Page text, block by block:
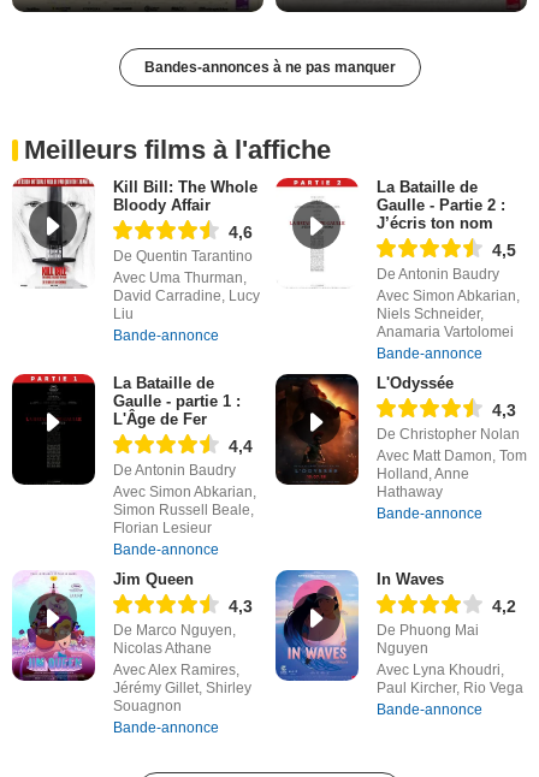
Bandes-annonces à ne pas manquer
Meilleurs films à l'affiche
Kill Bill: The Whole
Bloody Affair
4,6
De Quentin Tarantino
Avec Uma Thurman,
David Carradine, Lucy
Liu
Bande-annonce
La Bataille de
Gaulle - Partie 2 :
J’écris ton nom
4,5
De Antonin Baudry
Avec Simon Abkarian,
Niels Schneider,
Anamaria Vartolomei
Bande-annonce
La Bataille de
Gaulle - partie 1 :
L'Âge de Fer
4,4
De Antonin Baudry
Avec Simon Abkarian,
Simon Russell Beale,
Florian Lesieur
Bande-annonce
L'Odyssée
4,3
De Christopher Nolan
Avec Matt Damon, Tom
Holland, Anne
Hathaway
Bande-annonce
Jim Queen
4,3
De Marco Nguyen,
Nicolas Athane
Avec Alex Ramires,
Jérémy Gillet, Shirley
Souagnon
Bande-annonce
In Waves
4,2
De Phuong Mai
Nguyen
Avec Lyna Khoudri,
Paul Kircher, Rio Vega
Bande-annonce